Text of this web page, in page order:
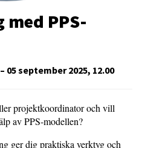
PPS-
05 september 2025, 12.00
projektkoordinator och vill
av PPS-modellen?
ger dig praktiska verktyg och